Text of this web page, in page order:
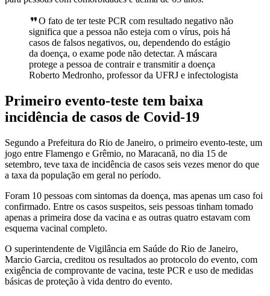
O fato de ter teste PCR com resultado negativo não
significa que a pessoa não esteja com o vírus, pois há
casos de falsos negativos, ou, dependendo do estágio
da doença, o exame pode não detectar. A máscara
protege a pessoa de contrair e transmitir a doença
Roberto Medronho, professor da UFRJ e infectologista
Primeiro evento-teste tem baixa
incidência de casos de Covid-19
Segundo a Prefeitura do Rio de Janeiro, o primeiro evento-teste, um
jogo entre Flamengo e Grêmio, no Maracanã, no dia 15 de
setembro, teve taxa de incidência de casos seis vezes menor do que
a taxa da população em geral no período.
Foram 10 pessoas com sintomas da doença, mas apenas um caso foi
confirmado. Entre os casos suspeitos, seis pessoas tinham tomado
apenas a primeira dose da vacina e as outras quatro estavam com
esquema vacinal completo.
O superintendente de Vigilância em Saúde do Rio de Janeiro,
Marcio Garcia, creditou os resultados ao protocolo do evento, com
exigência de comprovante de vacina, teste PCR e uso de medidas
básicas de proteção à vida dentro do evento.